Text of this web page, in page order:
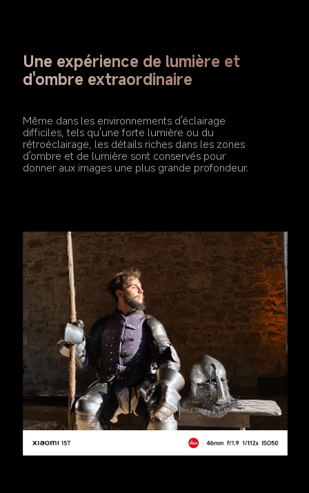
Une expérience de lumière et
d'ombre extraordinaire
Même dans les environnements d'éclairage
difficiles, tels qu'une forte lumière ou du
rétroéclairage, les détails riches dans les zones
d'ombre et de lumière sont conservés pour
donner aux images une plus grande profondeur.